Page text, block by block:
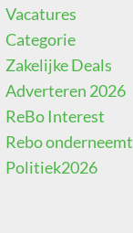
Vacatures
Categorie
Zakelijke Deals
Adverteren 2026
ReBo Interest
Rebo onderneemt
Politiek2026